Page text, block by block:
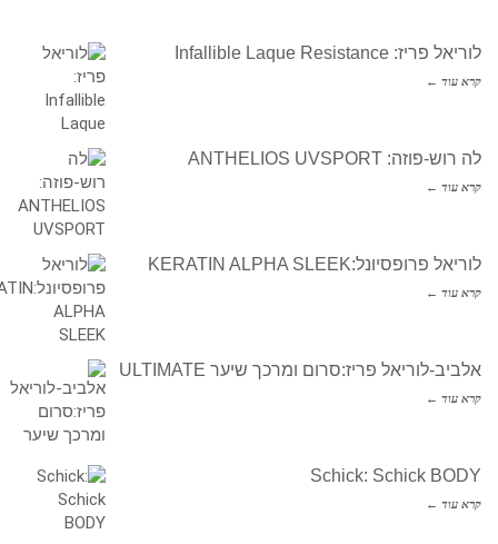
לוריאל פריז: Infallible Laque Resistance
קרא עוד ←
לה רוש-פוזה: ANTHELIOS UVSPORT
קרא עוד ←
לוריאל פרופסיונל:KERATIN ALPHA SLEEK
קרא עוד ←
אלביב-לוריאל פריז:סרום ומרכך שיער ULTIMATE
קרא עוד ←
Schick: Schick BODY
קרא עוד ←